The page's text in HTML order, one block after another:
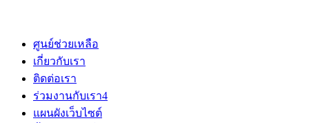
ศูนย์ช่วยเหลือ
เกี่ยวกับเรา
ติดต่อเรา
ร่วมงานกับเรา4
แผนผังเว็บไซต์